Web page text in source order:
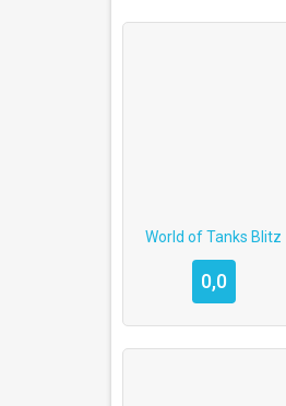
World of Tanks Blitz
0,0